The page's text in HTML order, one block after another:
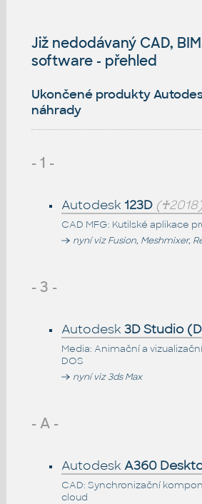
Již nedodávaný CAD,
software - přehled
Ukončené produkty
náhrady
- 1 -
Autodesk 123D (♰2018)
CAD MFG: Kutilské aplikace
nyní viz Fusion, Meshmixer,
- 3 -
Autodesk 3D Studio
Media: Animační a
DOS
nyní viz 3ds Max
- A -
Autodesk A360
CAD: Synchronizační
cloud